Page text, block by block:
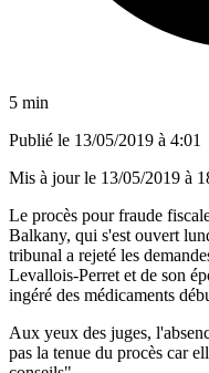
5 min
Publié le 13/05/2019 à 4:01
Mis à jour le 13/05/2019 à
Le procès pour fraude
Balkany, qui s'est ouvert
tribunal a rejeté les
Levallois-Perret et de son
ingéré des médicaments
Aux yeux des juges,
pas la tenue du procès car